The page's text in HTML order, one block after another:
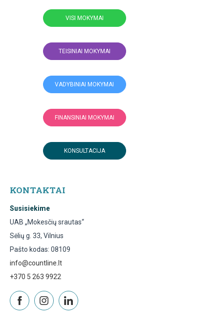
VISI MOKYMAI
TEISINIAI MOKYMAI
VADYBINIAI MOKYMAI
FINANSINIAI MOKYMAI
KONSULTACIJA
KONTAKTAI
Susisiekime
UAB „Mokesčių srautas“
Sėlių g. 33, Vilnius
Pašto kodas: 08109
info@countline.lt
+370 5 263 9922